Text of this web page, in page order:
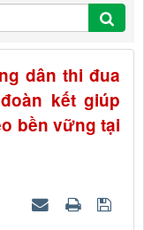
dân thi đua
kết giúp
bền vững tại